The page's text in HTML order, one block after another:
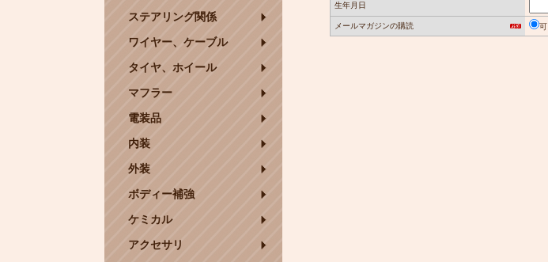
ステアリング関係
ワイヤー、ケーブル
タイヤ、ホイール
マフラー
電装品
内装
外装
ボディー補強
ケミカル
アクセサリ
生年月日
メールマガジンの購読 可